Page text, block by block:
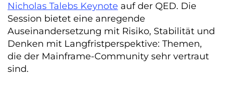
Nicholas Talebs Keynote auf der QED. Die
Session bietet eine anregende
Auseinandersetzung mit Risiko, Stabilität und
Denken mit Langfristperspektive: Themen,
die der Mainframe-Community sehr vertraut
sind.